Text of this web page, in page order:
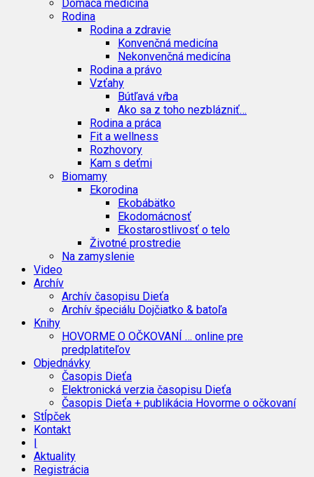
Domáca medicína
Rodina
Rodina a zdravie
Konvenčná medicína
Nekonvenčná medicína
Rodina a právo
Vzťahy
Bútľavá vŕba
Ako sa z toho nezblázniť…
Rodina a práca
Fit a wellness
Rozhovory
Kam s deťmi
Biomamy
Ekorodina
Ekobábätko
Ekodomácnosť
Ekostarostlivosť o telo
Životné prostredie
Na zamyslenie
Video
Archív
Archív časopisu Dieťa
Archív špeciálu Dojčiatko & batoľa
Knihy
HOVORME O OČKOVANÍ … online pre
predplatiteľov
Objednávky
Časopis Dieťa
Elektronická verzia časopisu Dieťa
Časopis Dieťa + publikácia Hovorme o očkovaní
Stĺpček
Kontakt
|
Aktuality
Registrácia